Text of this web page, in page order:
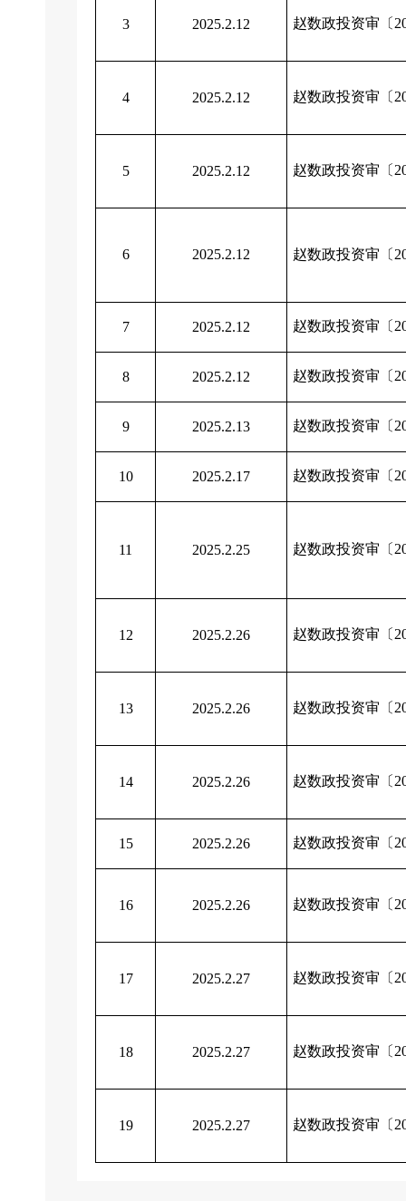
3 2025.2.12 赵数政投资审〔
4 2025.2.12 赵数政投资审〔
5 2025.2.12 赵数政投资审〔
6 2025.2.12 赵数政投资审〔
7 2025.2.12 赵数政投资审〔
8 2025.2.12 赵数政投资审〔
9 2025.2.13 赵数政投资审〔
10 2025.2.17 赵数政投资审〔
11 2025.2.25 赵数政投资审〔
12 2025.2.26 赵数政投资审〔
13 2025.2.26 赵数政投资审〔
14 2025.2.26 赵数政投资审〔
15 2025.2.26 赵数政投资审〔
16 2025.2.26 赵数政投资审〔
17 2025.2.27 赵数政投资审〔
18 2025.2.27 赵数政投资审〔
19 2025.2.27 赵数政投资审〔